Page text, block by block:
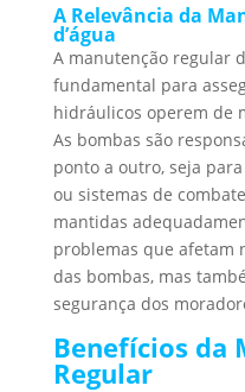
A Relevância da
d’água
A manutenção regular
fundamental para
hidráulicos operem de
As bombas são
ponto a outro, seja
ou sistemas de
mantidas
problemas que afetam
das bombas, mas
segurança dos
Benefícios da
Regular